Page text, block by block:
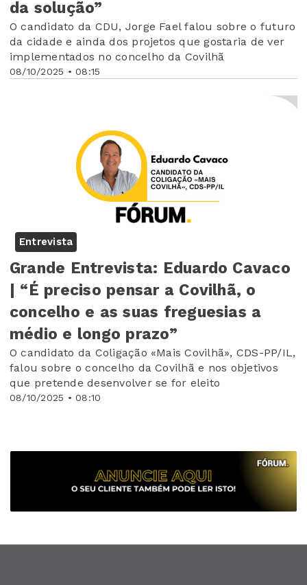
08/10/2025 • 08:15
da solução”
O candidato da CDU, Jorge Fael falou sobre o futuro
da cidade e ainda dos projetos que gostaria de ver
implementados no concelho da Covilhã
Entrevista
08/10/2025 • 08:10
Grande Entrevista: Eduardo Cavaco
| “É preciso pensar a Covilhã, o
concelho e as suas freguesias a
médio e longo prazo”
O candidato da Coligação «Mais Covilhã», CDS-PP/IL,
falou sobre o concelho da Covilhã e nos objetivos
que pretende desenvolver se for eleito